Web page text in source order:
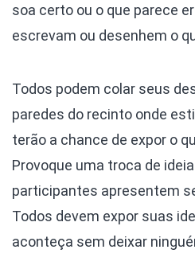
soa certo ou o que parece
escrevam ou desenhem o
Todos podem colar seus
paredes do recinto onde
terão a chance de expor o
Provoque uma troca de
participantes apresentem
Todos devem expor suas
aconteça sem deixar